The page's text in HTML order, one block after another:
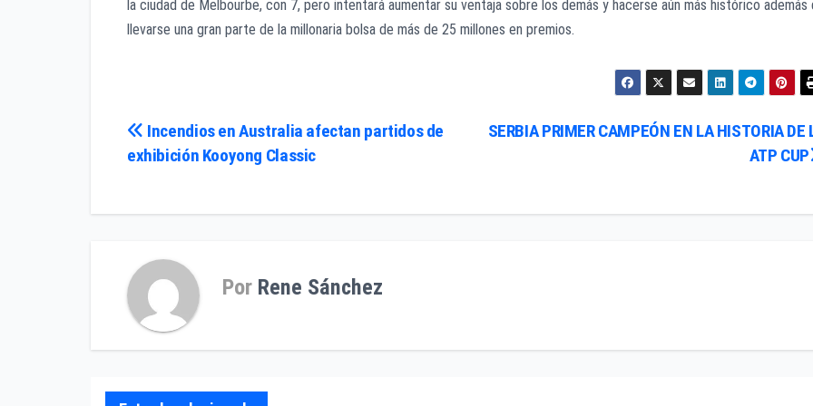
la ciudad de Melbourbe, con 7, pero intentará aumentar su ventaja sobre los demás y hacerse aún más histórico además
llevarse una gran parte de la millonaria bolsa de más de 25 millones en premios.
Navegación
entradas
SERBIA PRIMER CAMPEÓN EN LA HISTORIA DE
ATP CUP
Incendios en Australia afectan partidos de
exhibición Kooyong Classic
Por Rene Sánchez